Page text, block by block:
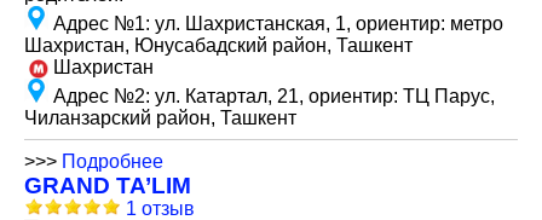
Адрес №1: ул. Шахристанская, 1, ориентир: метро
Шахристан, Юнусабадский район, Ташкент
Шахристан
Адрес №2: ул. Катартал, 21, ориентир: ТЦ Парус,
Чиланзарский район, Ташкент
>>> Подробнее
GRAND TA’LIM
1 отзыв